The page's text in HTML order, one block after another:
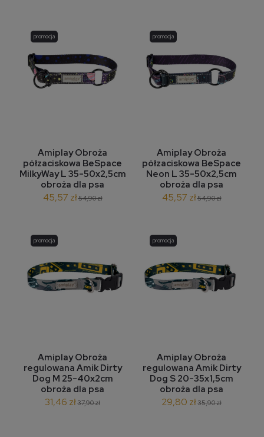
Amiplay Obroża
półzaciskowa BeSpace
MilkyWay L 35-50x2,5cm
obroża dla psa
45,57 zł54,90 zł
promocja
Amiplay Obroża
półzaciskowa BeSpace
Neon L 35-50x2,5cm
obroża dla psa
45,57 zł54,90 zł
promocja
Amiplay Obroża
regulowana Amik Dirty
Dog M 25-40x2cm
obroża dla psa
31,46 zł37,90 zł
promocja
Amiplay Obroża
regulowana Amik Dirty
Dog S 20-35x1,5cm
obroża dla psa
29,80 zł35,90 zł
promocja